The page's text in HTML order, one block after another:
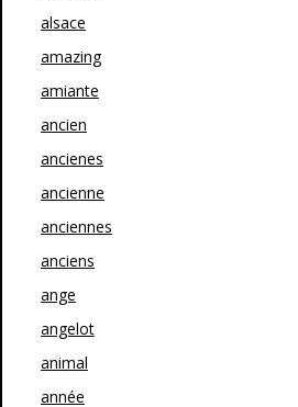
alsace
amazing
amiante
ancien
ancienes
ancienne
anciennes
anciens
ange
angelot
animal
année